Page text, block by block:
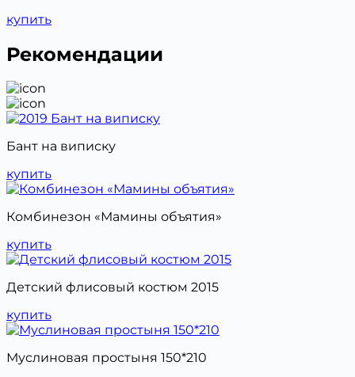
купить
Рекомендации
Бант на виписку
купить
Комбинезон «Мамины объятия»
купить
Детский флисовый костюм 2015
купить
Муслиновая простыня 150*210